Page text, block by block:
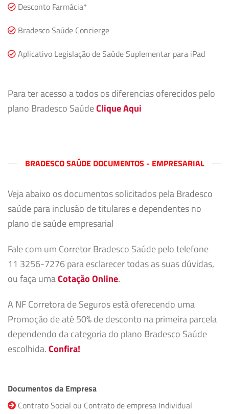
Desconto Farmácia*
Bradesco Saúde Concierge
Aplicativo Legislação de Saúde Suplementar para iPad
Para ter acesso a todos os diferencias oferecidos pelo
plano Bradesco SaúdeClique Aqui
BRADESCO SAÚDE DOCUMENTOS - EMPRESARIAL
Veja abaixo os documentos solicitados pela Bradesco
saúde para inclusão de titulares e dependentes no
plano de saúde empresarial
Fale com um Corretor Bradesco Saúde pelo telefone
11 3256-7276 para esclarecer todas as suas dúvidas,
ou faça umaCotação Online.
A NF Corretora de Seguros está oferecendo uma
Promoção de até 50% de desconto na primeira parcela
dependendo da categoria do plano Bradesco Saúde
escolhida.Confira!
Documentos da Empresa
Contrato Social ou Contrato de empresa Individual